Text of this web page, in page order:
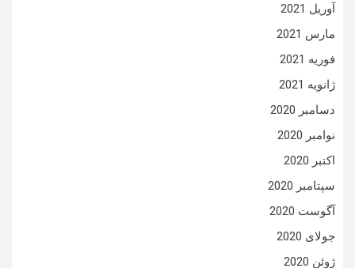
آوریل 2021
مارس 2021
فوریه 2021
ژانویه 2021
دسامبر 2020
نوامبر 2020
اکتبر 2020
سپتامبر 2020
آگوست 2020
جولای 2020
ژوئن 2020